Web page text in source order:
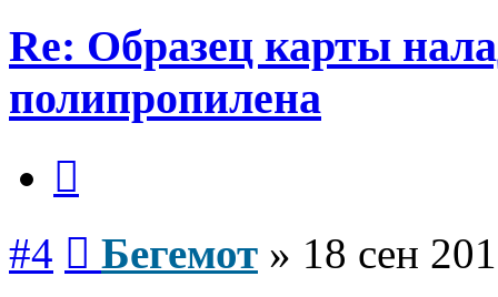
Re: Образец карты
полипропилена
#4 Бегемот » 18 сен